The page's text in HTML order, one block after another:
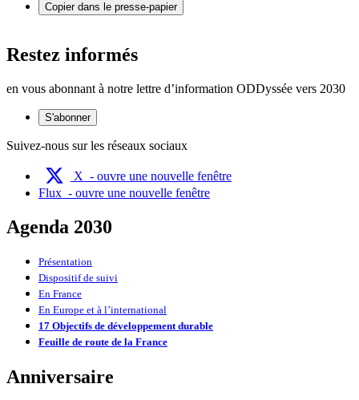
Copier dans le presse-papier
Restez informés
en vous abonnant à notre lettre d’information ODDyssée vers 2030
S'abonner
Suivez-nous sur les réseaux sociaux
X - ouvre une nouvelle fenêtre
Flux - ouvre une nouvelle fenêtre
Agenda 2030
Présentation
Dispositif de suivi
En France
En Europe et à l’international
17 Objectifs de développement durable
Feuille de route de la France
Anniversaire